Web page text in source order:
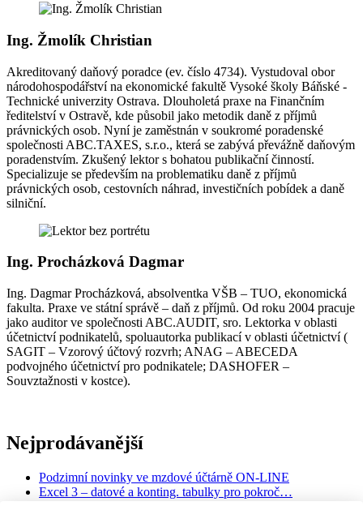
Ing. Žmolík Christian
Akreditovaný daňový poradce (ev. číslo 4734). Vystudoval obor
národohospodářství na ekonomické fakultě Vysoké školy Báňské -
Technické univerzity Ostrava. Dlouholetá praxe na Finančním
ředitelství v Ostravě, kde působil jako metodik daně z příjmů
právnických osob. Nyní je zaměstnán v soukromé poradenské
společnosti ABC.TAXES, s.r.o., která se zabývá převážně daňovým
poradenstvím. Zkušený lektor s bohatou publikační činností.
Specializuje se především na problematiku daně z příjmů
právnických osob, cestovních náhrad, investičních pobídek a daně
silniční.
Ing. Procházková Dagmar
Ing. Dagmar Procházková, absolventka VŠB – TUO, ekonomická
fakulta. Praxe ve státní správě – daň z příjmů. Od roku 2004 pracuje
jako auditor ve společnosti ABC.AUDIT, sro. Lektorka v oblasti
účetnictví podnikatelů, spoluautorka publikací v oblasti účetnictví (
SAGIT – Vzorový účtový rozvrh; ANAG – ABECEDA
podvojného účetnictví pro podnikatele; DASHOFER –
Souvztažnosti v kostce).
Nejprodávanější
Podzimní novinky ve mzdové účtárně ON-LINE
Excel 3 – datové a konting. tabulky pro pokroč…